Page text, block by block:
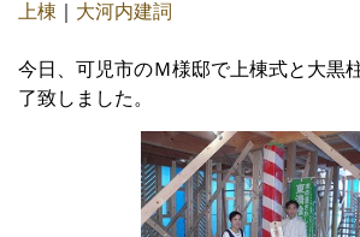
上棟
大河内建詞
今日、可児市のＭ様邸で上棟式と大黒
了致しました。